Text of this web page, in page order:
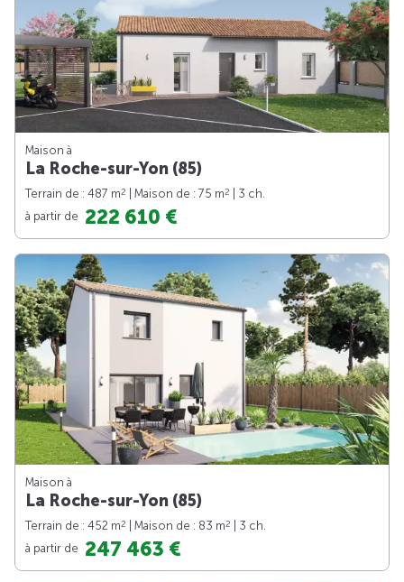
Maison à
La Roche-sur-Yon (85)
Terrain de : 487 m2 | Maison de : 75 m2
| 3 ch.
à partir de 222 610 €
Maison à
La Roche-sur-Yon (85)
Terrain de : 452 m2 | Maison de : 83 m2
| 3 ch.
à partir de 247 463 €